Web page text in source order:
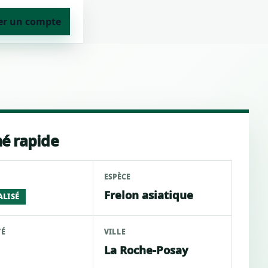
un compte
rapide
ESPÈCE
Frelon asiatique
VILLE
La Roche-Posay